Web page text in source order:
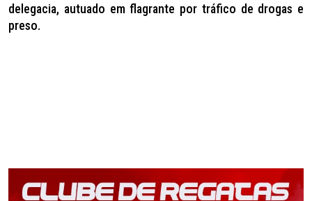
delegacia, autuado em flagrante por tráfico de drogas e
preso.